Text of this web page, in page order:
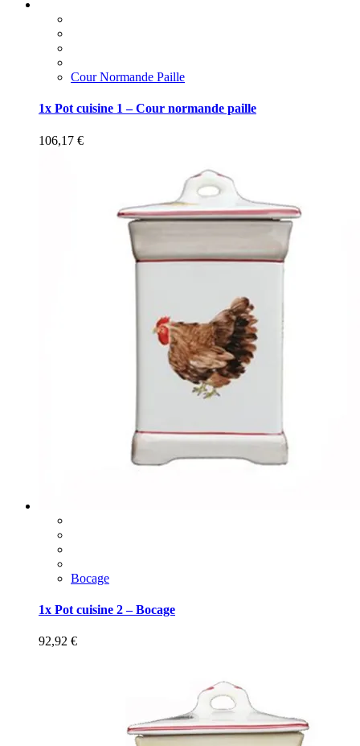
Cour Normande Paille
1x Pot cuisine 1 – Cour normande paille
106,17 €
Bocage
1x Pot cuisine 2 – Bocage
92,92 €